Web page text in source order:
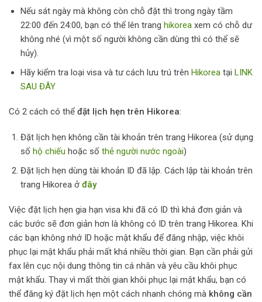
Nếu sát ngày mà không còn chỗ đặt thì trong ngày tầm
22:00 đến 24:00, bạn có thể lên trang hikoreaxem có chỗ dư
không nhé (vì một số người không cần dùng thì có thể sẽ
hủy).
Hãy kiểm tra loại visa và tư cách lưu trú trên Hikoreatại LINK
SAU ĐÂY
Có 2 cách có thể đặt lịch hẹn trên Hikorea:
Đặt lịch hẹn không cần tài khoản trên trang Hikorea (sử dụng
số hộ chiếu hoặc số thẻ người nước ngoài)
Đặt lịch hẹn dùng tài khoản ID đã lập. Cách lập tài khoản trên
trang Hikorea ở đây
Việc đặt lịch hẹn gia hạn visa khi đã có ID thì khá đơn giản và
các bước sẽ đơn giản hơn là không có ID trên trang Hikorea. Khi
các bạn không nhớ ID hoặc mật khẩu để đăng nhập, việc khôi
phục lại mật khẩu phải mất khá nhiều thời gian. Bạn cần phải gửi
fax lên cục nội dung thông tin cá nhân và yêu cầu khôi phục
mật khẩu. Thay vì mất thời gian khôi phục lại mật khẩu, bạn có
thể đăng ký đặt lịch hẹn một cách nhanh chóng mà không cần